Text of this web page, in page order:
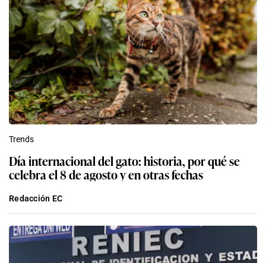
Trends
Día internacional del gato: historia, por qué se
celebra el 8 de agosto y en otras fechas
Redacción EC